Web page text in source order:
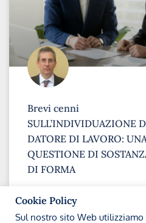
Brevi cenni
SULL’INDIVIDUAZIONE
DATORE DI LAVORO:
QUESTIONE DI
DI FORMA
➞
Cookie Policy
Sul nostro sito Web